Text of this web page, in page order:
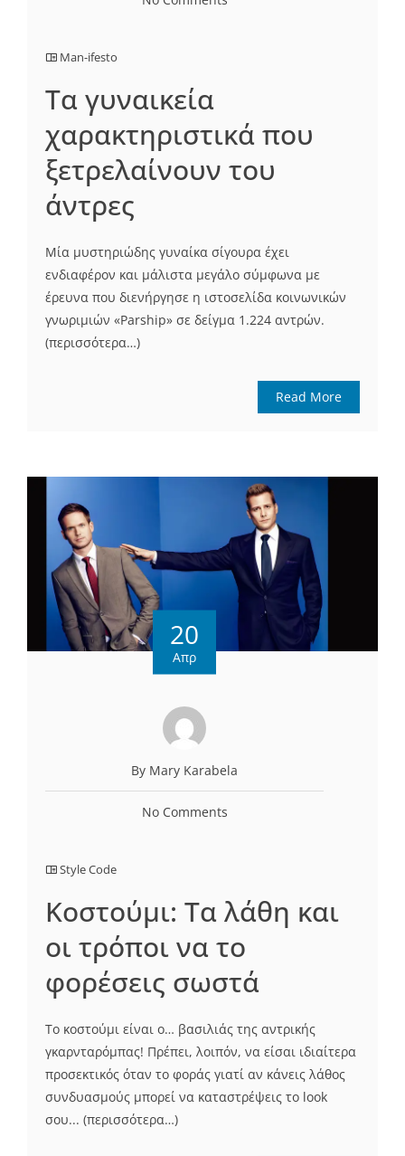
Man-ifesto
Τα γυναικεία
χαρακτηριστικά που
ξετρελαίνουν του
άντρες
Μία μυστηριώδης γυναίκα σίγουρα έχει
ενδιαφέρον και μάλιστα μεγάλο σύμφωνα με
έρευνα που διενήργησε η ιστοσελίδα κοινωνικών
γνωριμιών «Parship» σε δείγμα 1.224 αντρών.
(περισσότερα…)
Read More
20
Απρ
By Mary Karabela
No Comments
Style Code
Κοστούμι: Τα λάθη και
οι τρόποι να το
φορέσεις σωστά
Το κοστούμι είναι ο… βασιλιάς της αντρικής
γκαρνταρόμπας! Πρέπει, λοιπόν, να είσαι ιδιαίτερα
προσεκτικός όταν το φοράς γιατί αν κάνεις λάθος
συνδυασμούς μπορεί να καταστρέψεις το look
σου... (περισσότερα…)